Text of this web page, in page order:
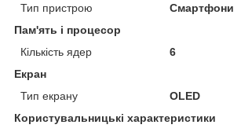
Тип пристрою
Смартфони
Пам'ять і процесор
Кількість ядер
6
Екран
Тип екрану
OLED
Користувальницькі характеристики